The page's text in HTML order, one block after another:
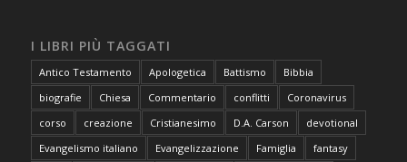
I LIBRI PIÙ TAGGATI
Antico Testamento Apologetica Battismo
Bibbia
biografie
Chiesa Commentario conflitti
Coronavirus
corso
creazione Cristianesimo D.A. Carson
devotional
Evangelismo italiano
Evangelizzazione Famiglia
fantasy